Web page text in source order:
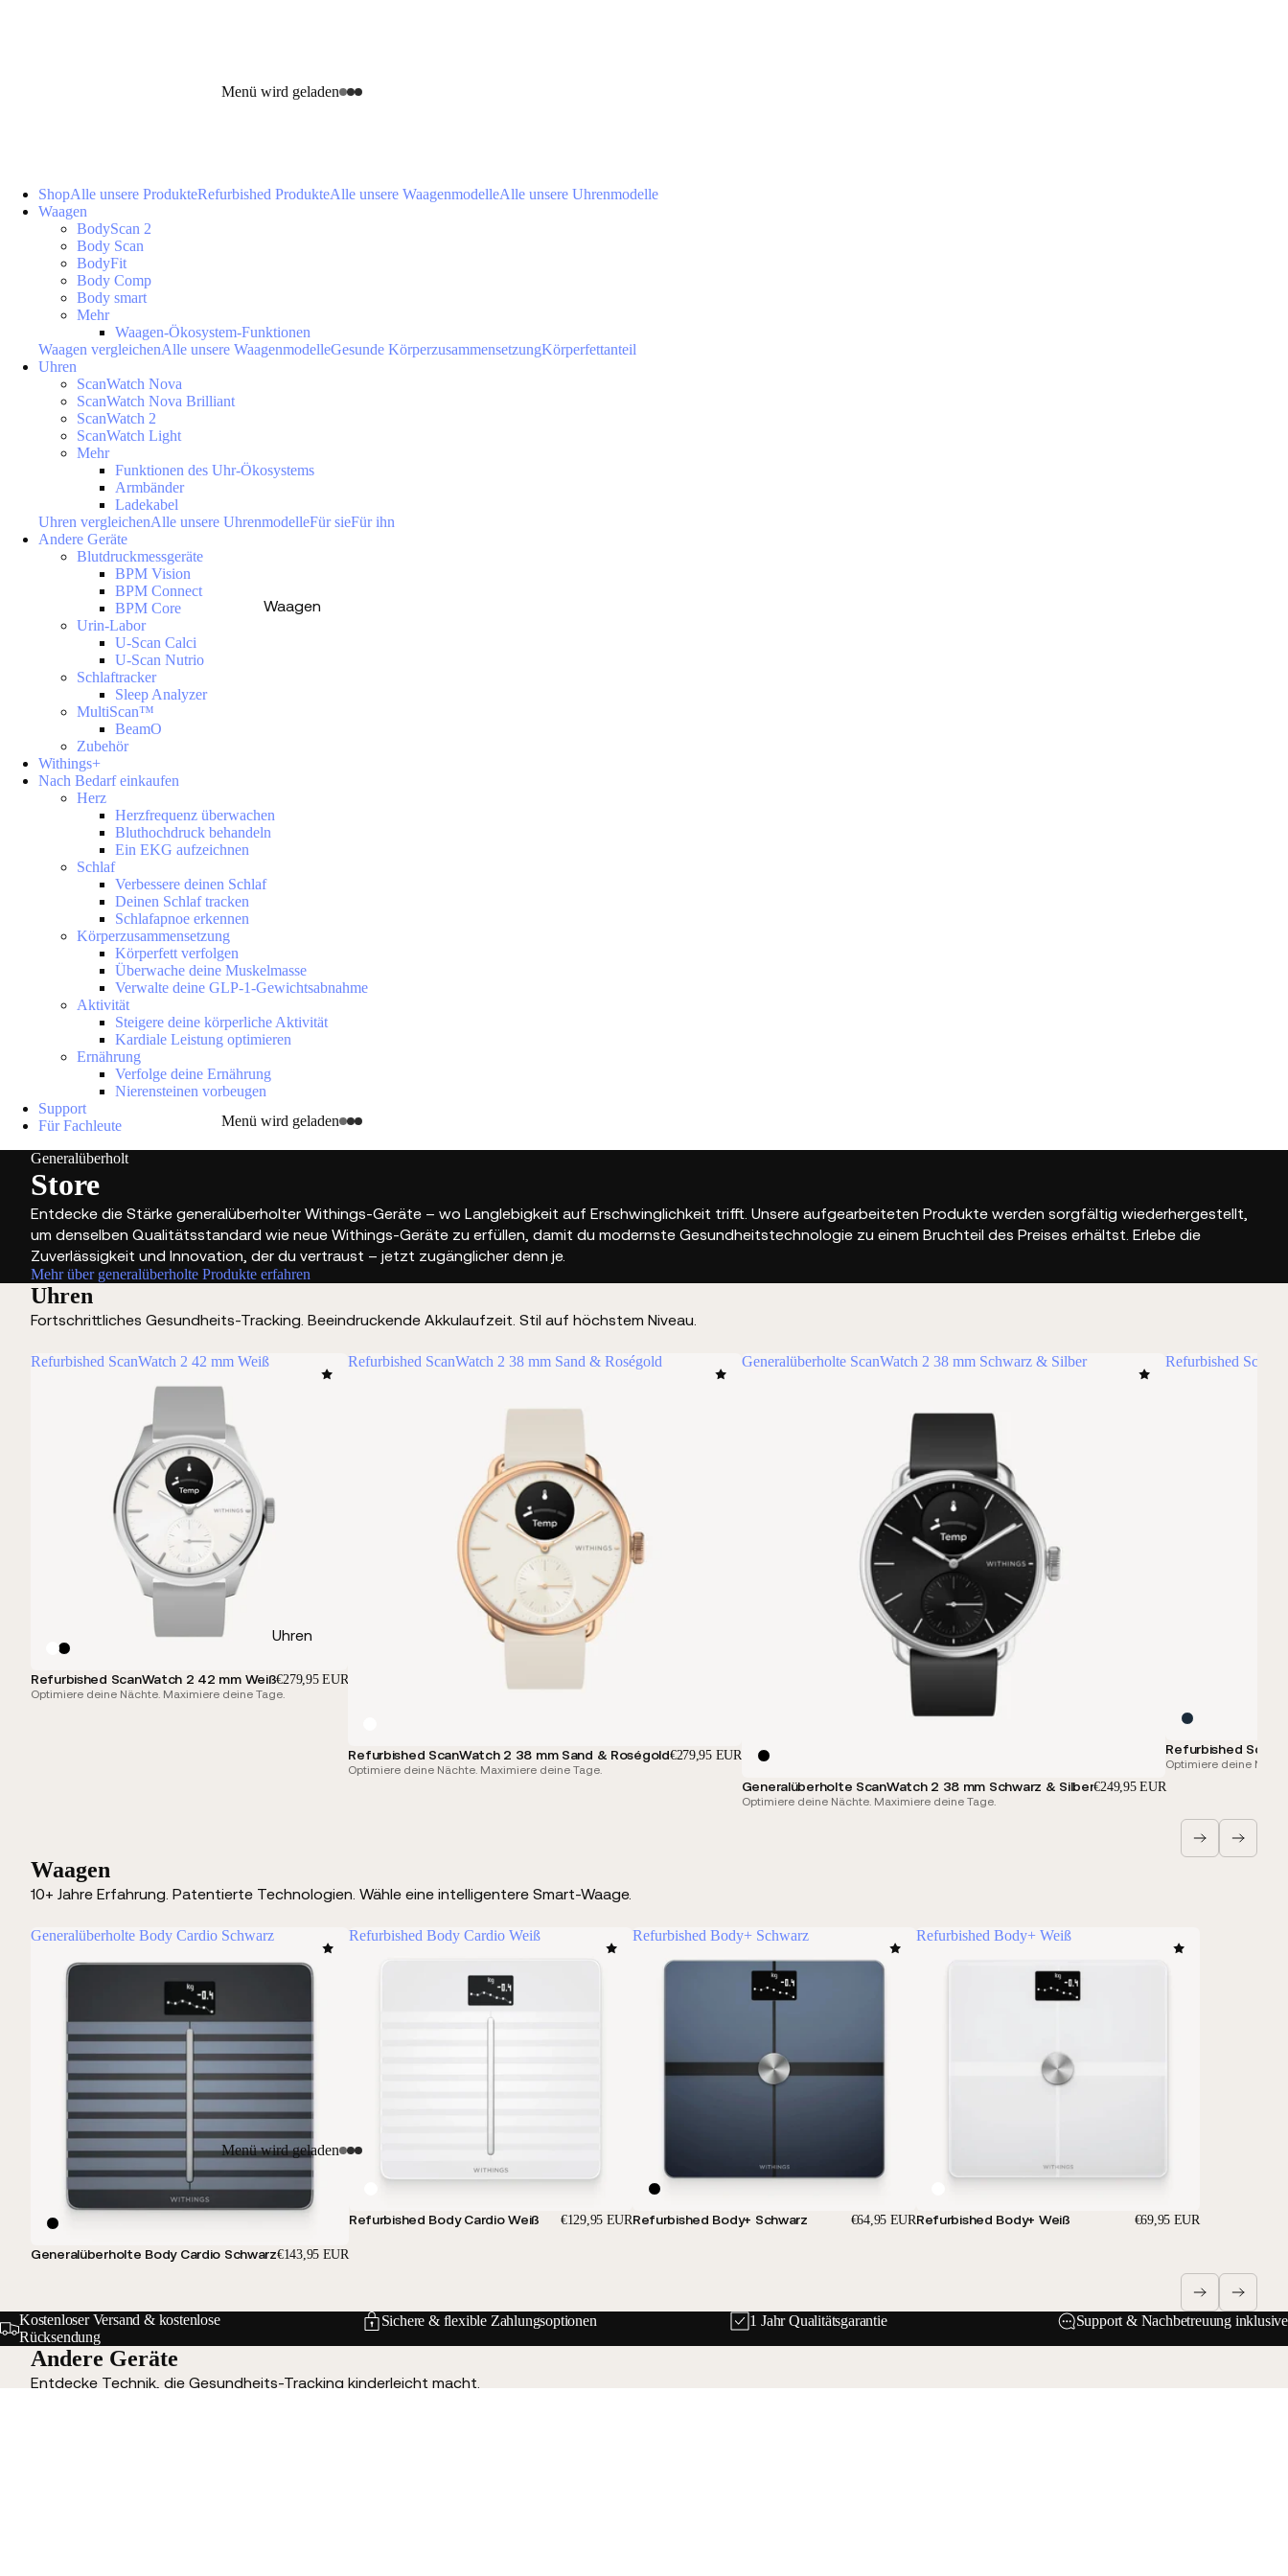
Menü wird geladen
Waagen
Menü wird geladen
Uhren
Menü wird geladen
ShopAlle unsere ProdukteRefurbished ProdukteAlle unsere WaagenmodelleAlle unsere Uhrenmodelle
Waagen
BodyScan 2
Body Scan
BodyFit
Body Comp
Body smart
Mehr
Waagen-Ökosystem-Funktionen
Waagen vergleichenAlle unsere WaagenmodelleGesunde KörperzusammensetzungKörperfettanteil
Uhren
ScanWatch Nova
ScanWatch Nova Brilliant
ScanWatch 2
ScanWatch Light
Mehr
Funktionen des Uhr-Ökosystems
Armbänder
Ladekabel
Uhren vergleichenAlle unsere UhrenmodelleFür sieFür ihn
Andere Geräte
Blutdruckmessgeräte
BPM Vision
BPM Connect
BPM Core
Urin-Labor
U-Scan Calci
U-Scan Nutrio
Schlaftracker
Sleep Analyzer
MultiScan™
BeamO
Zubehör
Withings+
Nach Bedarf einkaufen
Herz
Herzfrequenz überwachen
Bluthochdruck behandeln
Ein EKG aufzeichnen
Schlaf
Verbessere deinen Schlaf
Deinen Schlaf tracken
Schlafapnoe erkennen
Körperzusammensetzung
Körperfett verfolgen
Überwache deine Muskelmasse
Verwalte deine GLP-1-Gewichtsabnahme
Aktivität
Steigere deine körperliche Aktivität
Kardiale Leistung optimieren
Ernährung
Verfolge deine Ernährung
Nierensteinen vorbeugen
Support
Für Fachleute
Generalüberholt
Store
Entdecke die Stärke generalüberholter Withings-Geräte – wo Langlebigkeit auf Erschwinglichkeit trifft. Unsere aufgearbeiteten Produkte werden sorgfältig wiederhergestellt,
um denselben Qualitätsstandard wie neue Withings-Geräte zu erfüllen, damit du modernste Gesundheitstechnologie zu einem Bruchteil des Preises erhältst. Erlebe die
Zuverlässigkeit und Innovation, der du vertraust – jetzt zugänglicher denn je.
Mehr über generalüberholte Produkte erfahren
Uhren
Fortschrittliches Gesundheits-Tracking. Beeindruckende Akkulaufzeit. Stil auf höchstem Niveau.
Refurbished ScanWatch 2 42 mm Weiß
Refurbished ScanWatch 2 42 mm Weiß€279,95 EUR
Optimiere deine Nächte. Maximiere deine Tage.
Refurbished ScanWatch 2 38 mm Sand & Roségold
Refurbished ScanWatch 2 38 mm Sand & Roségold€279,95 EUR
Optimiere deine Nächte. Maximiere deine Tage.
Generalüberholte ScanWatch 2 38 mm Schwarz & Silber
Generalüberholte ScanWatch 2 38 mm Schwarz & Silber€249,95 EUR
Optimiere deine Nächte. Maximiere deine Tage.
Refurbished
Refurbished
Optimiere deine
Waagen
10+ Jahre Erfahrung. Patentierte Technologien. Wähle eine intelligentere Smart-Waage.
Generalüberholte Body Cardio Schwarz
Generalüberholte Body Cardio Schwarz€143,95 EUR
Refurbished Body Cardio Weiß
Refurbished Body Cardio Weiß €129,95 EUR
Refurbished Body+ Schwarz
Refurbished Body+ Schwarz €64,95 EUR
Refurbished Body+ Weiß
Refurbished Body+ Weiß €69,95 EUR
Kostenloser Versand & kostenlose
Rücksendung
Sichere & flexible Zahlungsoptionen 1 Jahr Qualitätsgarantie Support & Nachbetreuung inklusive
Andere Geräte
Entdecke Technik, die Gesundheits-Tracking kinderleicht macht.